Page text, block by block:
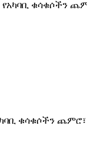
ቁሳቁሶችን
ቁሳቁሶችን ጨምሮ፣